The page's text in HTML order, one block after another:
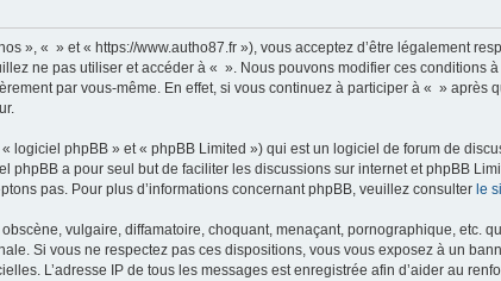
», « » et « https://www.autho87.fr »), vous acceptez d’être légalement
ne pas utiliser et accéder à « ». Nous pouvons modifier ces conditions
par vous-même. En effet, si vous continuez à participer à « » après
logiciel phpBB » et « phpBB Limited ») qui est un logiciel de forum de
phpBB a pour seul but de faciliter les discussions sur internet et phpBB
pas. Pour plus d’informations concernant phpBB, veuillez consulter le
vulgaire, diffamatoire, choquant, menaçant, pornographique, etc.
Si vous ne respectez pas ces dispositions, vous vous exposez à un
L’adresse IP de tous les messages est enregistrée afin d’aider au